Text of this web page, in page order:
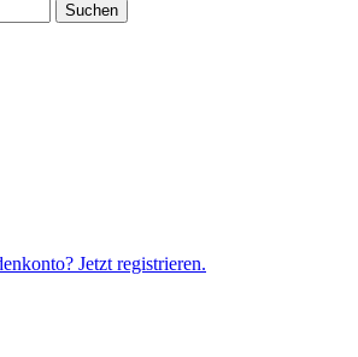
Suchen
Jetzt registrieren.